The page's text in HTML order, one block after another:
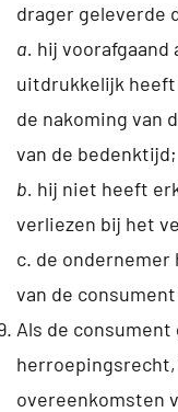
drager geleverde
a. hij voorafgaand
uitdrukkelijk
de nakoming van
van de bedenktijd;
b. hij niet heeft
verliezen bij het
c. de
van de
Als de
herroepingsrecht,
overeenkomsten